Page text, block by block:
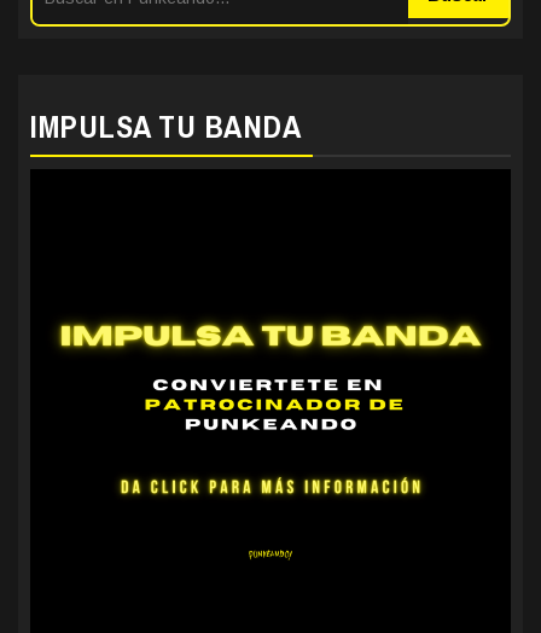
IMPULSA TU BANDA